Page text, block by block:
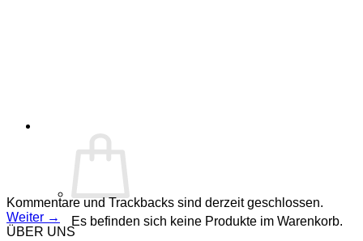
Es befinden sich keine Produkte im Warenkorb.
Kommentare und Trackbacks sind derzeit geschlossen.
Weiter →
ÜBER UNS